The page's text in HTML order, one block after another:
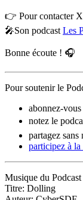
👉 Pour contacter
🎤Son podcast Les
Bonne écoute ! 🎧
Pour soutenir le
abonnez-vous
notez le
partagez
participez à la
Musique du Podcast
Titre: Dolling